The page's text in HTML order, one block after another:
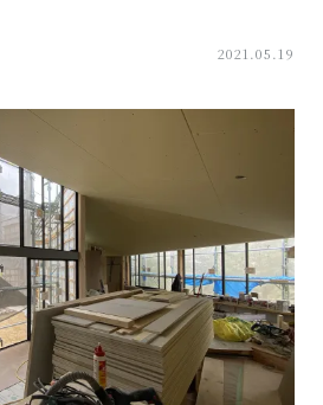
2021.05.19